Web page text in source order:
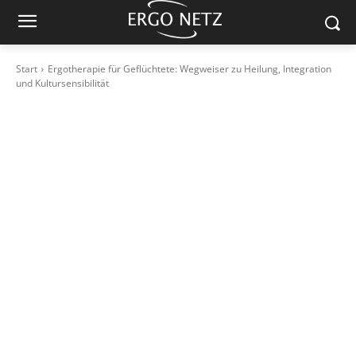
Start
Ergotherapie für Geflüchtete: Wegweiser zu Heilung, Integration
und Kultursensibilität